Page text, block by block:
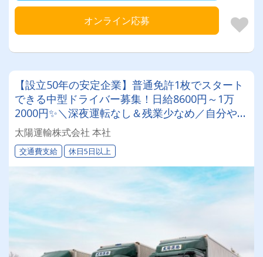
オンライン応募
【設立50年の安定企業】普通免許1枚でスタート
できる中型ドライバー募集！日給8600円～1万
2000円✨＼深夜運転なし＆残業少なめ／自分や家
族との時間を大切にしながら働けます♪ ★一人一
台の専用車両
太陽運輸株式会社 本社
交通費支給 休日5日以上